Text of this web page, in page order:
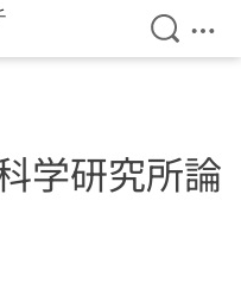
検索を
メ
学研究所論